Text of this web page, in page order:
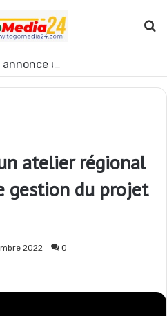
atelier régional
gestion du projet
2022 0